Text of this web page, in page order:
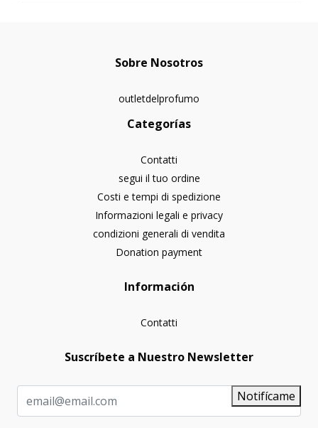
Sobre Nosotros
outletdelprofumo
Categorías
Contatti
segui il tuo ordine
Costi e tempi di spedizione
Informazioni legali e privacy
condizioni generali di vendita
Donation payment
Información
Contatti
Suscríbete a Nuestro Newsletter
Notifícame